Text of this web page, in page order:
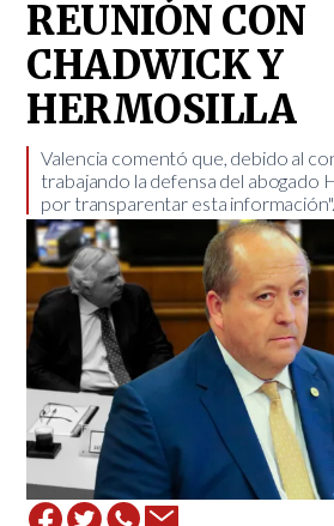
REUNIÓN CON
CHADWICK Y
HERMOSILLA
​Valencia comentó que, debido al
trabajando la defensa del abogado
por transparentar esta información".